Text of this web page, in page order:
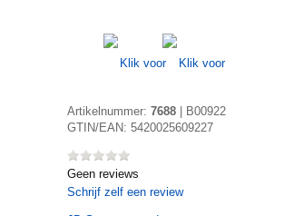
Artikelnummer: 7688
B00922
GTIN/EAN: 5420025609227
Geen reviews
Schrijf zelf een review